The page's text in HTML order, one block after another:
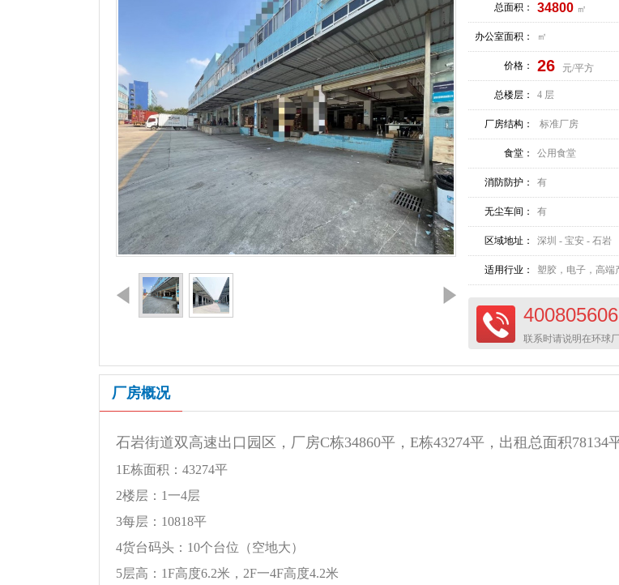
总面积： 34800 ㎡
办公室面积： ㎡
价格： 26 元/平方
总楼层： 4 层
厂房结构： 标准厂房
食堂： 公用食堂
消防防护： 有
无尘车间： 有
区域地址： 深圳 - 宝安 - 石岩
适用行业： 塑胶，电子，高端
联系时请说明在环球
厂房概况
石岩街道双高速出口园区，厂房C栋34860平，E栋43274平，出租总面积78134
1E栋面积：43274平
2楼层：1一4层
3每层：10818平
4货台码头：10个台位（空地大）
5层高：1F高度6.2米，2F一4F高度4.2米